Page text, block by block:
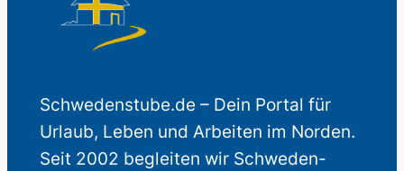
Schwedenstube.de – Dein Portal für
Urlaub, Leben und Arbeiten im Norden.
Seit 2002 begleiten wir Schweden-